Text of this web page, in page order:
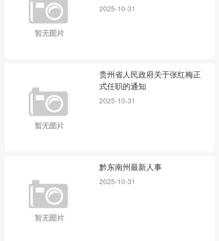
2025-10-31
贵州省人民政府关于张红梅正
式任职的通知
2025-10-31
黔东南州最新人事
2025-10-31